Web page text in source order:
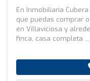
En Inmobiliaria
que puedas comprar
en Villaviciosa y
finca, casa completa ...